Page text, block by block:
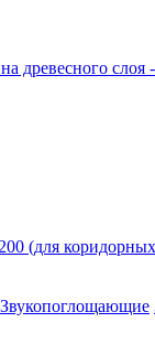
древесного слоя
(для
Звукопоглощающие